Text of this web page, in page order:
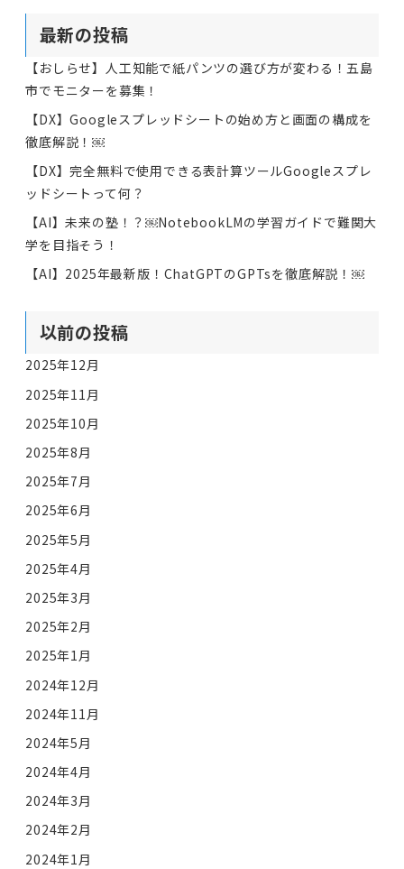
最新の投稿
【おしらせ】人工知能で紙パンツの選び方が変わる！五島
市でモニターを募集！
【DX】Googleスプレッドシートの始め方と画面の構成を
徹底解説！￼
【DX】完全無料で使用できる表計算ツールGoogleスプレ
ッドシートって何？
【AI】未来の塾！？￼NotebookLMの学習ガイドで難関大
学を目指そう！
【AI】2025年最新版！ChatGPTのGPTsを徹底解説！￼
以前の投稿
2025年12月
2025年11月
2025年10月
2025年8月
2025年7月
2025年6月
2025年5月
2025年4月
2025年3月
2025年2月
2025年1月
2024年12月
2024年11月
2024年5月
2024年4月
2024年3月
2024年2月
2024年1月